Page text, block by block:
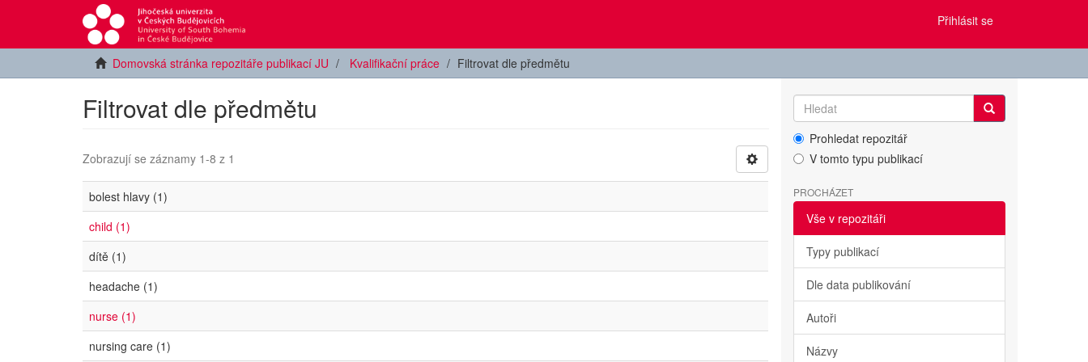
Přihlásit se
Domovská stránka repozitáře publikací JU Kvalifikační práce Filtrovat dle předmětu
Filtrovat dle předmětu
Zobrazují se záznamy 1-8 z 1
bolest hlavy (1)
child (1)
dítě (1)
headache (1)
nurse (1)
nursing care (1)
Prohledat repozitář
V tomto typu publikací
PROCHÁZET
Vše v repozitáři
Typy publikací
Dle data publikování
Autoři
Názvy